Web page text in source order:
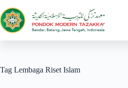
Tag Lembaga Riset Islam